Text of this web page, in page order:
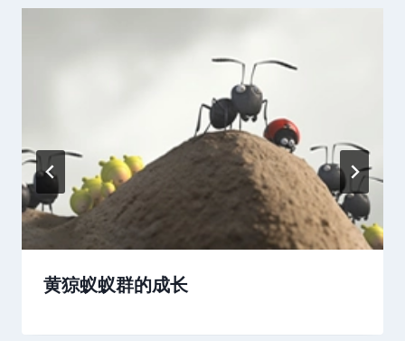
黄猄蚁蚁群的成长